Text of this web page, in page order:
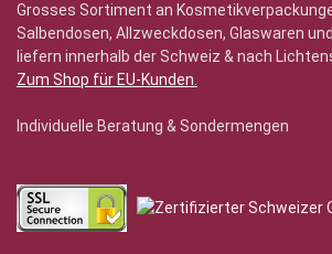
Grosses Sortiment an
Salbendosen, Allzweckdosen, Glaswaren
liefern innerhalb der Schweiz & nach
Zum Shop für EU-Kunden.
Individuelle Beratung & Sondermengen